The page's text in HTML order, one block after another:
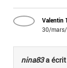
Valentin
30/
nina83a